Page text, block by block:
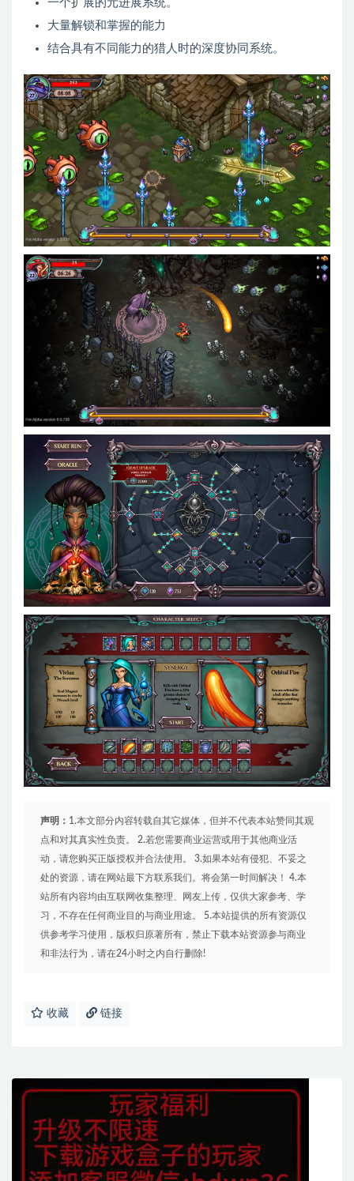
一个扩展的元进展系统。
大量解锁和掌握的能力
结合具有不同能力的猎人时的深度协同系统。
声明： 1.本文部分内容转载自其它媒体，但并不代表本站赞同其观
点和对其真实性负责。 2.若您需要商业运营或用于其他商业活
动，请您购买正版授权并合法使用。 3.如果本站有侵犯、不妥之
处的资源，请在网站最下方联系我们。将会第一时间解决！ 4.本
站所有内容均由互联网收集整理、网友上传，仅供大家参考、学
习，不存在任何商业目的与商业用途。 5.本站提供的所有资源仅
供参考学习使用，版权归原著所有，禁止下载本站资源参与商业
和非法行为，请在24小时之内自行删除!
收藏 链接